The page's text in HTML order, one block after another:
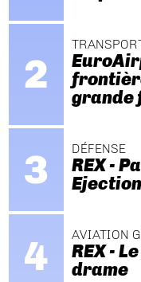
grande
DÉFENSE
REX -
AVIATION
REX -
drame